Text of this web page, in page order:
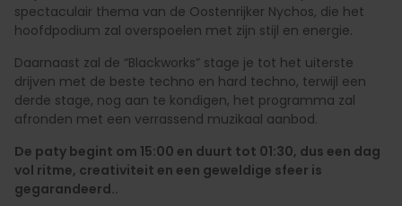
spectaculair thema van de Oostenrijker Nychos, die het
hoofdpodium zal overspoelen met zijn stijl en energie.
Daarnaast zal de “Blackworks” stage je tot het uiterste
drijven met de beste techno en hard techno, terwijl een
derde stage, nog aan te kondigen, het programma zal
afronden met een verrassend muzikaal aanbod.
De paty begint om 15:00 en duurt tot 01:30, dus een dag
vol ritme, creativiteit en een geweldige sfeer is
gegarandeerd..